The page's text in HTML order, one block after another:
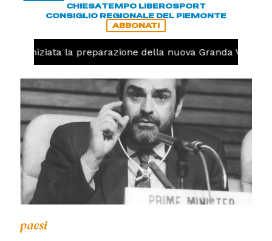
CHIESATEMPO LIBEROSPORT
CONSIGLIO REGIONALE DEL PIEMONTE
ABBONATI
iniziata la preparazione della nuova Granda Volley
paesi